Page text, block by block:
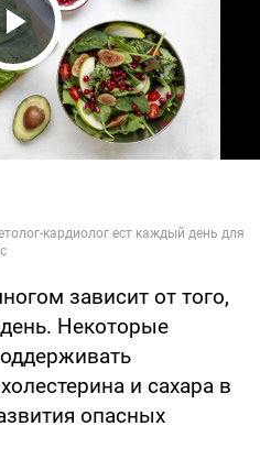
Video
зависит от того,
Некоторые
и сахара в
опасных